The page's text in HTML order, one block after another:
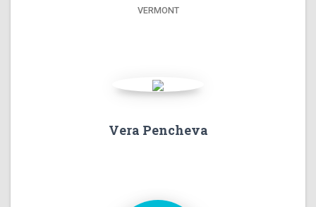
VERMONT
Vera Pencheva